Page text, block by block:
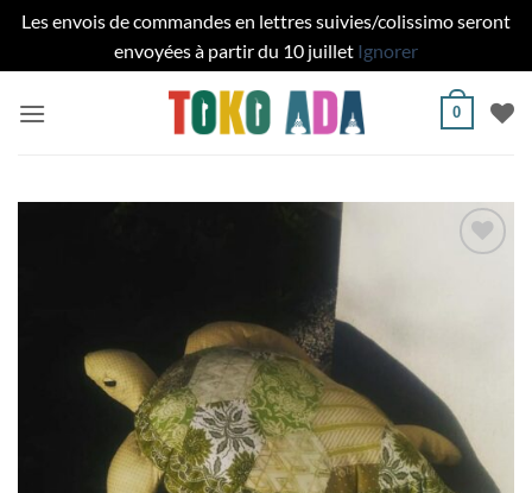
Les envois de commandes en lettres suivies/colissimo seront
envoyées à partir du 10 juillet Ignorer
0